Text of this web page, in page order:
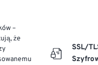
–
że
SSL/